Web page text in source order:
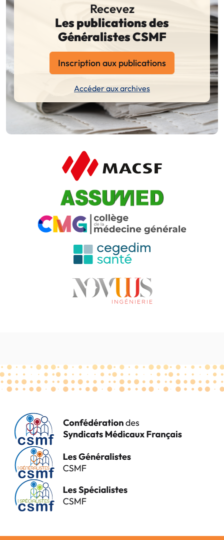
Recevez
Les publications des
Généralistes CSMF
Inscription aux publications
Accéder aux archives